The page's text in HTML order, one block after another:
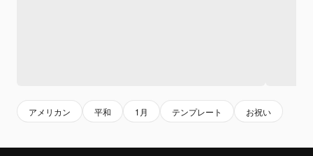
アメリカン 平和 1月 テンプレート お祝い